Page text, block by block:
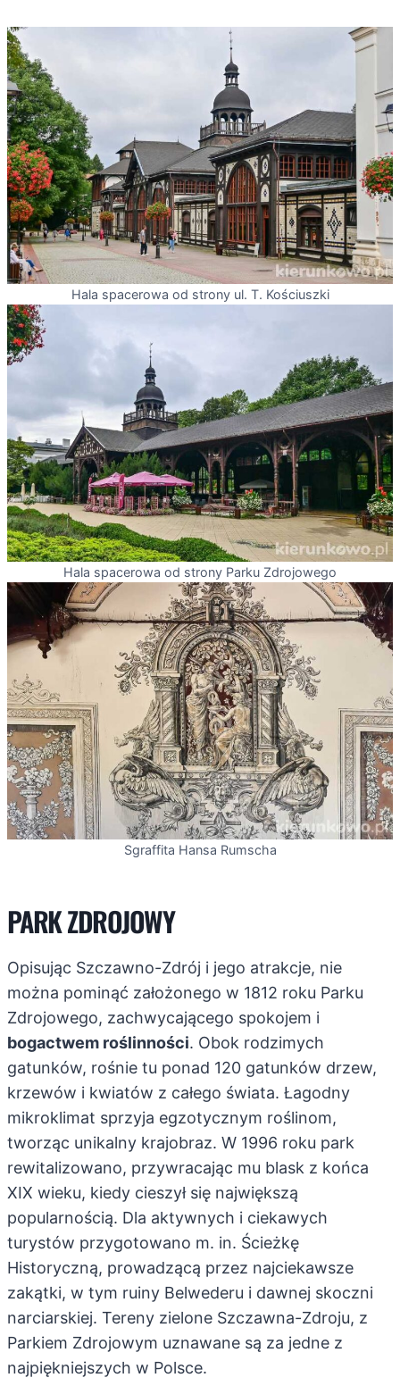
Hala spacerowa od strony ul. T. Kościuszki
Hala spacerowa od strony Parku Zdrojowego
Sgraffita Hansa Rumscha
PARK ZDROJOWY
Opisując Szczawno-Zdrój i jego atrakcje, nie
można pominąć założonego w 1812 roku Parku
Zdrojowego, zachwycającego spokojem i
bogactwem roślinności. Obok rodzimych
gatunków, rośnie tu ponad 120 gatunków drzew,
krzewów i kwiatów z całego świata. Łagodny
mikroklimat sprzyja egzotycznym roślinom,
tworząc unikalny krajobraz. W 1996 roku park
rewitalizowano, przywracając mu blask z końca
XIX wieku, kiedy cieszył się największą
popularnością. Dla aktywnych i ciekawych
turystów przygotowano m. in. Ścieżkę
Historyczną, prowadzącą przez najciekawsze
zakątki, w tym ruiny Belwederu i dawnej skoczni
narciarskiej. Tereny zielone Szczawna-Zdroju, z
Parkiem Zdrojowym uznawane są za jedne z
najpiękniejszych w Polsce.